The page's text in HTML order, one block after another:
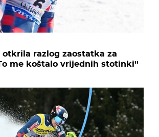
razlog zaostatka za
me koštalo vrijednih stotinki''